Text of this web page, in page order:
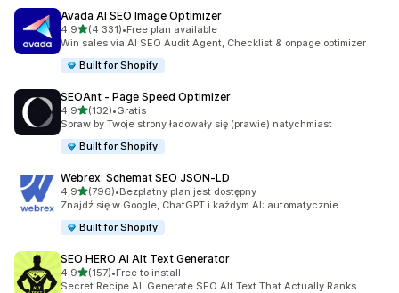
Avada AI SEO Image Optimizer
4,9na 5 gwiazdek
(4 331)
Łączna liczba recenzji: 4331
•Free plan available
Win sales via AI SEO Audit Agent, Checklist & onpage optimizer
Built for Shopify
SEOAnt ‑ Page Speed Optimizer
4,9na 5 gwiazdek
(132)
Łączna liczba recenzji: 132
•Gratis
Spraw by Twoje strony ładowały się (prawie) natychmiast
Built for Shopify
Webrex: Schemat SEO JSON‑LD
4,9na 5 gwiazdek
(796)
Łączna liczba recenzji: 796
•Bezpłatny plan jest dostępny
Znajdź się w Google, ChatGPT i każdym AI: automatycznie
Built for Shopify
SEO HERO AI Alt Text Generator
4,9na 5 gwiazdek
(157)
Łączna liczba recenzji: 157
•Free to install
Secret Recipe AI: Generate SEO Alt Text That Actually Ranks